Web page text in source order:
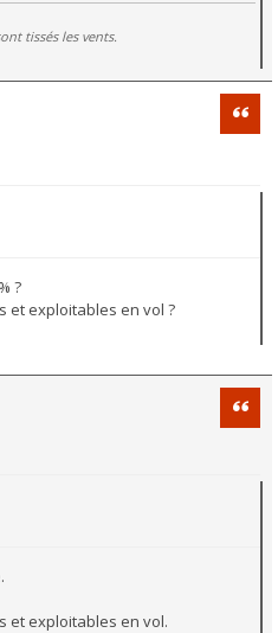
tissés les vents.
?
et exploitables en vol ?
et exploitables en vol.